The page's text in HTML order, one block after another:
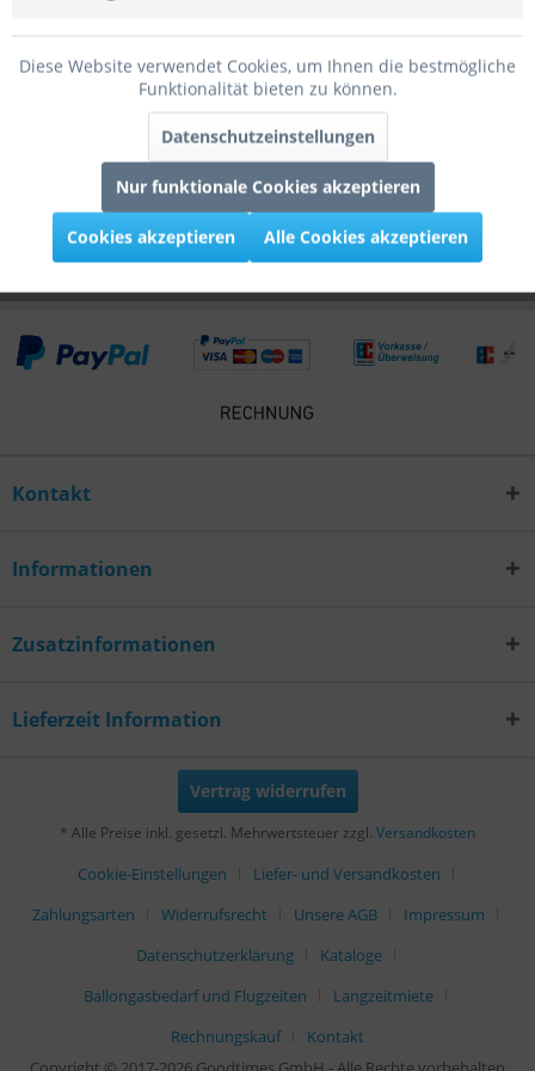
Bewertungen lesen, schreiben und diskutieren...mehr
Infos zum Hersteller
Folgende Infos zum Hersteller sind verfübar......mehr
Kunden kauften auch
Kontakt
Informationen
Zusatzinformationen
Lieferzeit Information
Vertrag widerrufen
* Alle Preise inkl. gesetzl. Mehrwertsteuer zzgl. Versandkosten
Cookie-Einstellungen
Liefer- und Versandkosten
Zahlungsarten
Widerrufsrecht Unsere AGB
Impressum
Datenschutzerklärung
Kataloge
Ballongasbedarf und Flugzeiten
Langzeitmiete
Rechnungskauf
Kontakt
Diese Website verwendet Cookies, um Ihnen die bestmögliche
Funktionalität bieten zu können.
Datenschutzeinstellungen
Nur funktionale Cookies akzeptieren
Cookies akzeptieren Alle Cookies akzeptieren